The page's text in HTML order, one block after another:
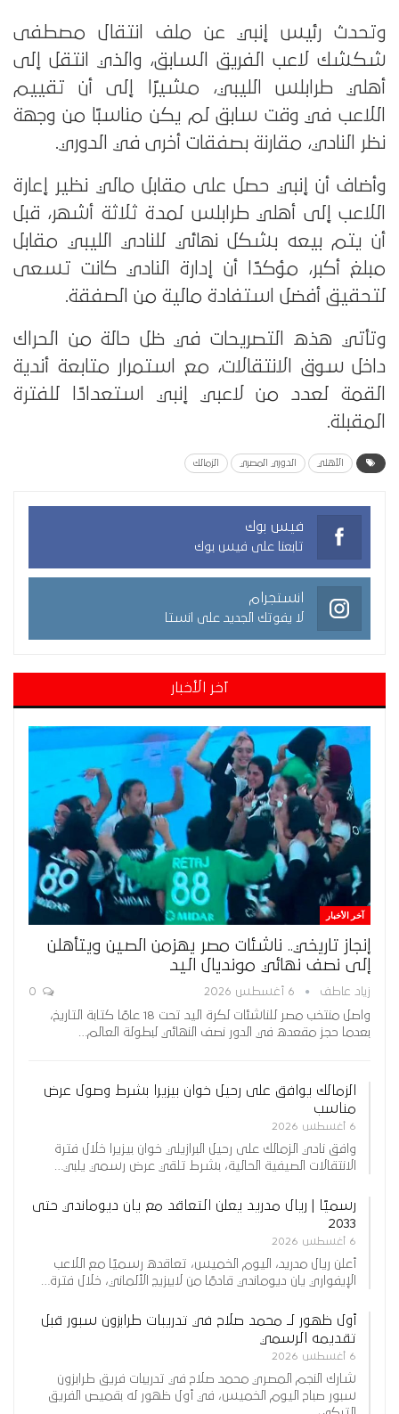
وتحدث رئيس إنبي عن ملف انتقال مصطفى
شكشك لاعب الفريق السابق، والذي انتقل إلى
أهلي طرابلس الليبي، مشيرًا إلى أن تقييم
اللاعب في وقت سابق لم يكن مناسبًا من وجهة
نظر النادي، مقارنة بصفقات أخرى في الدوري.
وأضاف أن إنبي حصل على مقابل مالي نظير إعارة
اللاعب إلى أهلي طرابلس لمدة ثلاثة أشهر، قبل
أن يتم بيعه بشكل نهائي للنادي الليبي مقابل
مبلغ أكبر، مؤكدًا أن إدارة النادي كانت تسعى
لتحقيق أفضل استفادة مالية من الصفقة.
وتأتي هذه التصريحات في ظل حالة من الحراك
داخل سوق الانتقالات، مع استمرار متابعة أندية
القمة لعدد من لاعبي إنبي استعدادًا للفترة
المقبلة.
الأهلي الدوري المصري الزمالك
فيس بوك
تابعنا على فيس بوك
انستجرام
لا يفوتك الجديد على انستا
آخر الأخبار
آخر الأخبار
إنجاز تاريخي.. ناشئات مصر يهزمن الصين ويتأهلن
إلى نصف نهائي مونديال اليد
زياد عاطف 6 أغسطس 2026
واصل منتخب مصر للناشئات لكرة اليد تحت 18 عامًا كتابة التاريخ،
بعدما حجز مقعده في الدور نصف النهائي لبطولة العالم…
الزمالك يوافق على رحيل خوان بيزيرا بشرط وصول عرض
مناسب
6 أغسطس 2026
وافق نادي الزمالك على رحيل البرازيلي خوان بيزيرا خلال فترة
الانتقالات الصيفية الحالية، بشرط تلقي عرض رسمي يلبي…
رسميًا | ريال مدريد يعلن التعاقد مع يان ديوماندي حتى
2033
6 أغسطس 2026
أعلن ريال مدريد، اليوم الخميس، تعاقده رسميًا مع اللاعب
الإيفواري يان ديوماندي قادمًا من لايبزيج الألماني، خلال فترة…
أول ظهور لـ محمد صلاح في تدريبات طرابزون سبور قبل
تقديمه الرسمي
6 أغسطس 2026
شارك النجم المصري محمد صلاح في تدريبات فريق طرابزون
سبور صباح اليوم الخميس، في أول ظهور له بقميص الفريق